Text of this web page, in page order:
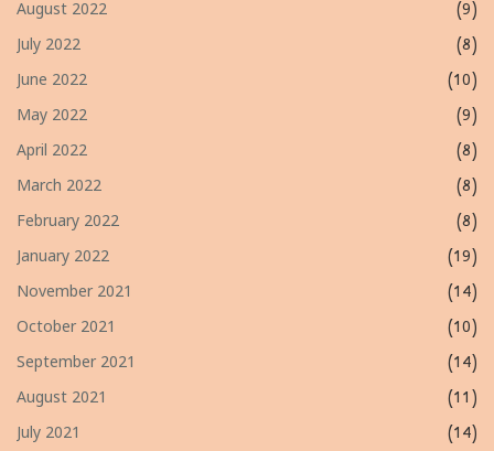
August 2022
(9)
July 2022
(8)
June 2022
(10)
May 2022
(9)
April 2022
(8)
March 2022
(8)
February 2022
(8)
January 2022
(19)
November 2021
(14)
October 2021
(10)
September 2021
(14)
August 2021
(11)
July 2021
(14)